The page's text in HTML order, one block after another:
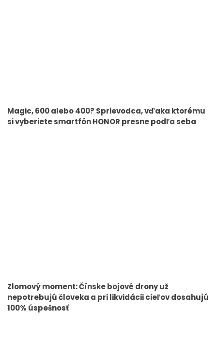
Magic, 600 alebo 400? Sprievodca, vďaka ktorému
si vyberiete smartfón HONOR presne podľa seba
Zlomový moment: Čínske bojové drony už
nepotrebujú človeka a pri likvidácii cieľov dosahujú
100% úspešnosť